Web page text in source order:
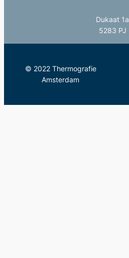
Dukaat 1a
5283 PJ
© 2022 Thermografie
Amsterdam